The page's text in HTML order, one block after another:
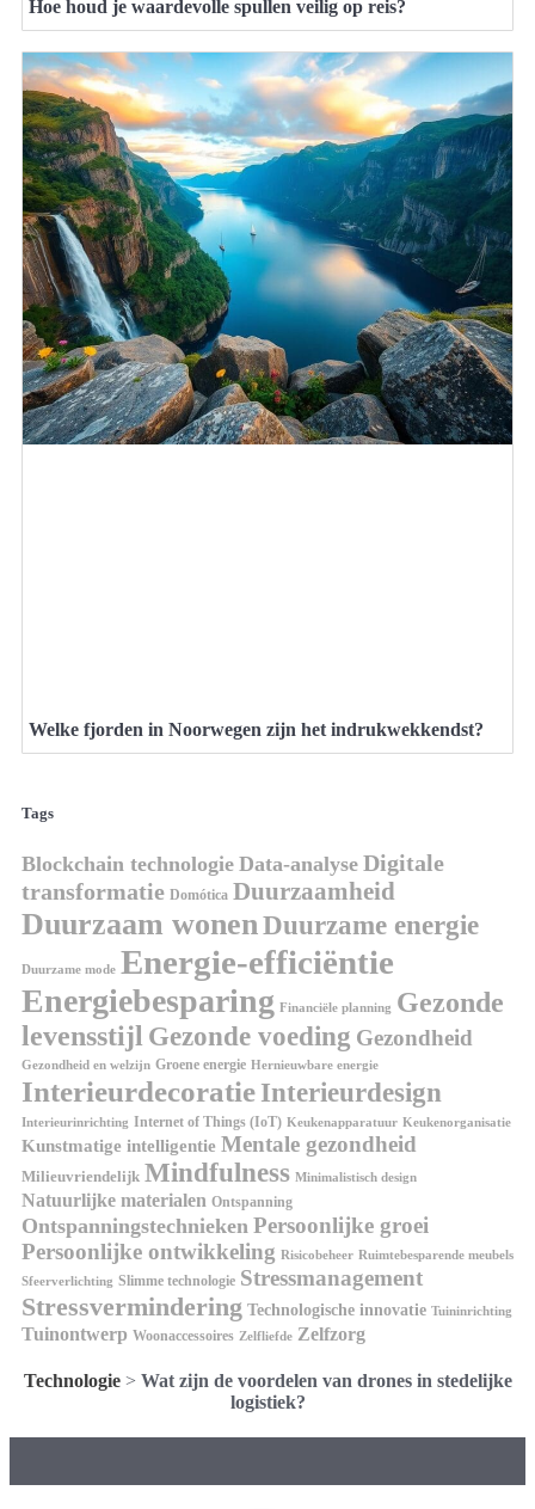
Hoe houd je waardevolle spullen veilig op reis?
Welke fjorden in Noorwegen zijn het indrukwekkendst?
Tags
Blockchain technologie Data-analyse Digitale
transformatie Domótica Duurzaamheid
Duurzaam wonenDuurzame energie
Duurzame mode Energie-efficiëntie
Energiebesparing Financiële planning Gezonde
levensstijl Gezonde voeding Gezondheid
Gezondheid en welzijn Groene energie Hernieuwbare energie
InterieurdecoratieInterieurdesign
Interieurinrichting Internet of Things (IoT) Keukenapparatuur Keukenorganisatie
Kunstmatige intelligentie Mentale gezondheid
Milieuvriendelijk Mindfulness Minimalistisch design
Natuurlijke materialen Ontspanning
Ontspanningstechnieken Persoonlijke groei
Persoonlijke ontwikkeling Risicobeheer Ruimtebesparende meubels
Sfeerverlichting Slimme technologie Stressmanagement
Stressvermindering Technologische innovatie Tuininrichting
Tuinontwerp Woonaccessoires Zelfliefde Zelfzorg
Technologie> Wat zijn de voordelen van drones in stedelijke
logistiek?